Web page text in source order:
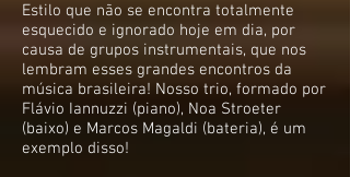
Estilo que não se encontra totalmente
esquecido e ignorado hoje em dia, por
causa de grupos instrumentais, que nos
lembram esses grandes encontros da
música brasileira! Nosso trio, formado por
Flávio Iannuzzi (piano), Noa Stroeter
(baixo) e Marcos Magaldi (bateria), é um
exemplo disso!